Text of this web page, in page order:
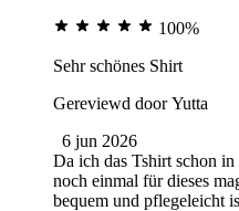
100%
Sehr schönes Shirt
Gereviewd doorYutta
6 jun 2026
Da ich das Tshirt schon
noch einmal für dieses
bequem und pflegeleicht